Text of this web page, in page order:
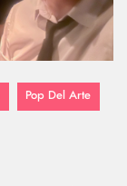
Pop Del Arte